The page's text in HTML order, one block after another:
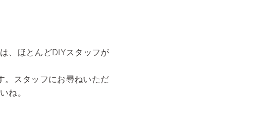
、ほとんどDIYスタッフが
。スタッフにお尋ねいただ
ね。